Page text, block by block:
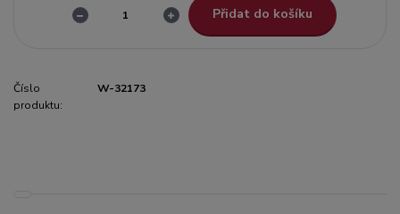
Přidat do košíku
Číslo
produktu:
W-32173